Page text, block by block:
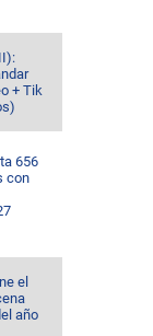
+ Tik
656
con
el
año